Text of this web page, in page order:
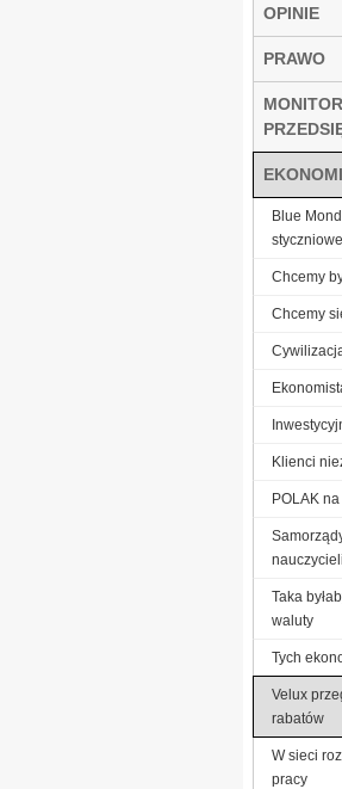
OPINIE
PRAWO
Blue
Chcemy
Chcemy
Klienci
POLAK
nauczycieli
Taka
waluty
Tych
Velux
rabatów
W sieci
pracy